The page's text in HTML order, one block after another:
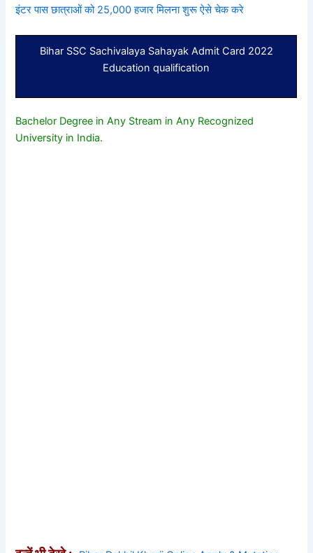
इंटर पास छात्राओं को 25,000 हजार मिलना शुरू ऐसे चेक करे
Bihar SSC Sachivalaya Sahayak Admit Card 2022
Education qualification
Bachelor Degree in Any Stream in Any Recognized
University in India.